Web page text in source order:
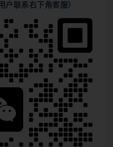
户联系右下角客服）